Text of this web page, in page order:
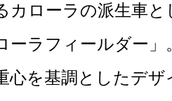
カローラの派生車
ーラフィールダー
心を基調としたデ